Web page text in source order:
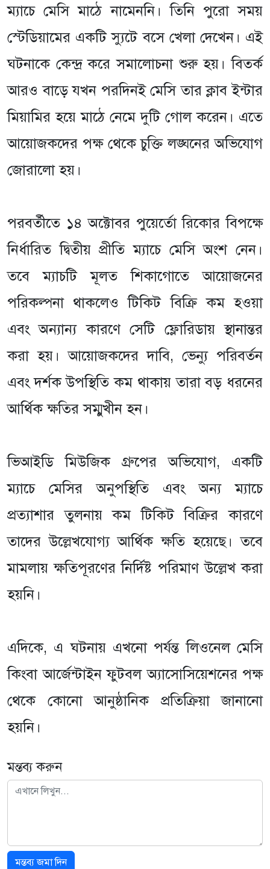
ম্যাচে মেসি মাঠে নামেননি। তিনি পুরো সময়
স্টেডিয়ামের একটি স্যুটে বসে খেলা দেখেন। এই
ঘটনাকে কেন্দ্র করে সমালোচনা শুরু হয়। বিতর্ক
আরও বাড়ে যখন পরদিনই মেসি তার ক্লাব ইন্টার
মিয়ামির হয়ে মাঠে নেমে দুটি গোল করেন। এতে
আয়োজকদের পক্ষ থেকে চুক্তি লঙ্ঘনের অভিযোগ
জোরালো হয়।
পরবর্তীতে ১৪ অক্টোবর পুয়ের্তো রিকোর বিপক্ষে
নির্ধারিত দ্বিতীয় প্রীতি ম্যাচে মেসি অংশ নেন।
তবে ম্যাচটি মূলত শিকাগোতে আয়োজনের
পরিকল্পনা থাকলেও টিকিট বিক্রি কম হওয়া
এবং অন্যান্য কারণে সেটি ফ্লোরিডায় স্থানান্তর
করা হয়। আয়োজকদের দাবি, ভেন্যু পরিবর্তন
এবং দর্শক উপস্থিতি কম থাকায় তারা বড় ধরনের
আর্থিক ক্ষতির সম্মুখীন হন।
ভিআইডি মিউজিক গ্রুপের অভিযোগ, একটি
ম্যাচে মেসির অনুপস্থিতি এবং অন্য ম্যাচে
প্রত্যাশার তুলনায় কম টিকিট বিক্রির কারণে
তাদের উল্লেখযোগ্য আর্থিক ক্ষতি হয়েছে। তবে
মামলায় ক্ষতিপূরণের নির্দিষ্ট পরিমাণ উল্লেখ করা
হয়নি।
এদিকে, এ ঘটনায় এখনো পর্যন্ত লিওনেল মেসি
কিংবা আর্জেন্টাইন ফুটবল অ্যাসোসিয়েশনের পক্ষ
থেকে কোনো আনুষ্ঠানিক প্রতিক্রিয়া জানানো
হয়নি।
মন্তব্য করুন
মন্তব্য জমা দিন